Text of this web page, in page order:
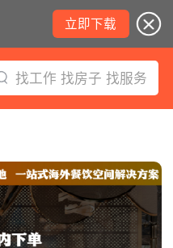
立即下载
找工作 找房子 找服务